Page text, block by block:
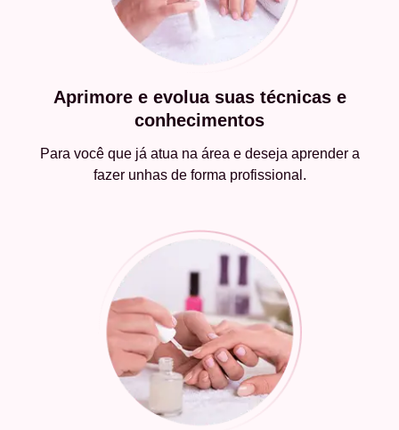
Aprimore e evolua suas técnicas e
conhecimentos
Para você que já atua na área e deseja aprender a
fazer unhas de forma profissional.